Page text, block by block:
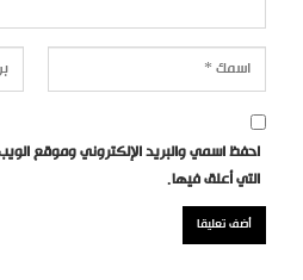
احفظ اسمي والبريد الإلكتروني وموقع
التي أعلق فيها.